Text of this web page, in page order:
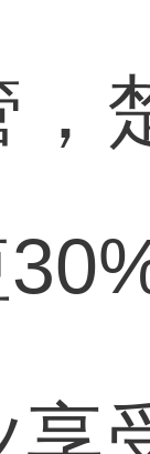
，